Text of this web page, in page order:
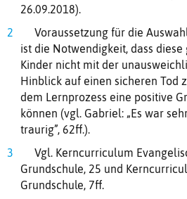
26.09.2018).
Voraussetzung für die
ist die Notwendigkeit, dass diese
Kinder nicht mit der
Hinblick auf einen sicheren Tod
dem Lernprozess eine positive
können (vgl. Gabriel: „Es war
traurig”, 62ff.).
Vgl. Kerncurriculum
Grundschule, 25 und
Grundschule, 7ff.